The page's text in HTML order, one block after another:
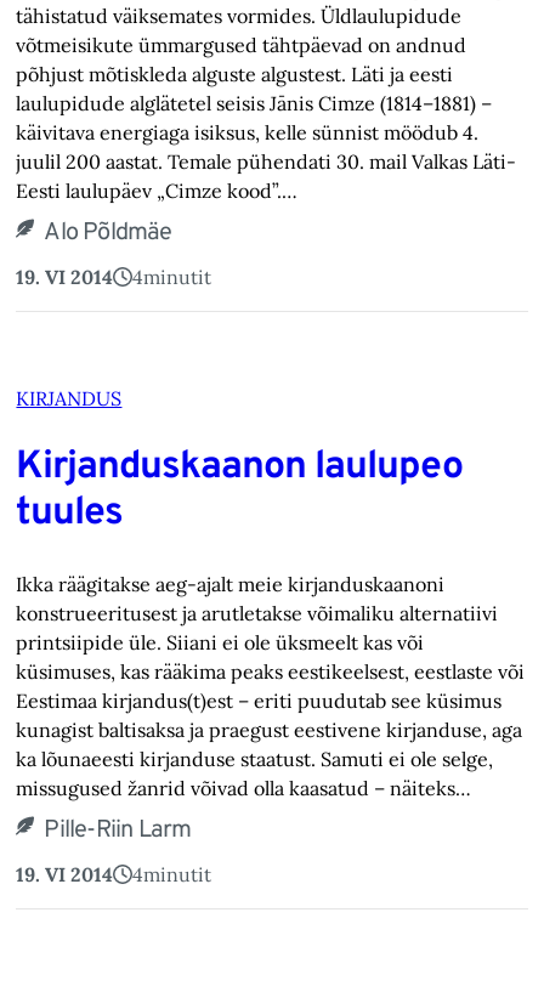
tähistatud väiksemates vormides. Üldlaulupidude
võtmeisikute ümmargused tähtpäevad on andnud
põhjust mõtiskleda alguste algustest. Läti ja eesti
laulupidude alglätetel seisis Jānis Cimze (1814–1881) –
käivitava energiaga isiksus, kelle sünnist möödub 4.
juulil 200 aastat. Temale pühendati 30. mail Valkas Läti-
Eesti laulupäev „Cimze kood”.…
Alo Põldmäe
19. VI 2014 4minutit
KIRJANDUS
Kirjanduskaanon laulupeo
tuules
Ikka räägitakse aeg-ajalt meie kirjanduskaanoni
konstrueeritusest ja arutletakse võimaliku alternatiivi
printsiipide üle. Siiani ei ole üksmeelt kas või
küsimuses, kas rääkima peaks eestikeelsest, eestlaste või
Eestimaa kirjandus(t)est – eriti puudutab see küsimus
kunagist baltisaksa ja praegust eestivene kirjanduse, aga
ka lõunaeesti kirjanduse staatust. Samuti ei ole selge,
missugused žanrid võivad olla kaasatud – näiteks…
Pille-Riin Larm
19. VI 2014 4minutit